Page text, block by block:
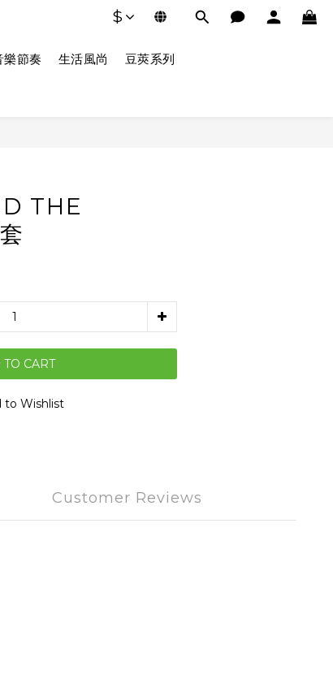
$
樂節奏 生活風尚 豆莢系列
THE
CART
to Wishlist
Customer Reviews